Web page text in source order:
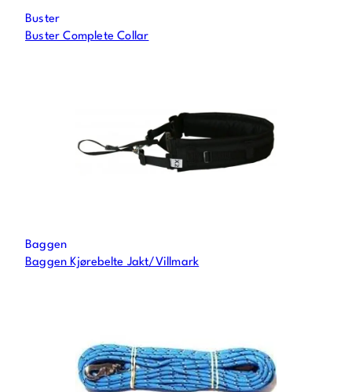
Buster
Buster Complete Collar
Baggen
Baggen Kjørebelte Jakt/Villmark